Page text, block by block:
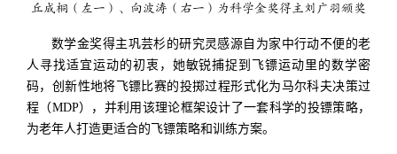
丘成桐（左一）、向波涛（右一）为科学金奖得主刘广羽颁奖
数学金奖得主巩芸杉的研究灵感源自为家中行动不便的老
人寻找适宜运动的初衷，她敏锐捕捉到飞镖运动里的数学密
码，创新性地将飞镖比赛的投掷过程形式化为马尔科夫决策过
程（MDP），并利用该理论框架设计了一套科学的投镖策略，
为老年人打造更适合的飞镖策略和训练方案。